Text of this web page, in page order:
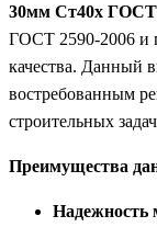
30мм Ст40х ГОСТ
ГОСТ 2590-2006 и
качества. Данный
востребованным
строительных
Преимущества
Надежность